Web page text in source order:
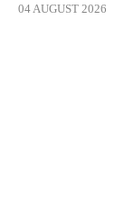
04 AUGUST 2026